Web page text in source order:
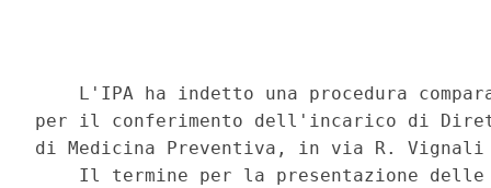
L'IPA ha indetto una procedura
per il conferimento dell'incarico di
di Medicina Preventiva, in via R. Vignali
Il termine per la presentazione